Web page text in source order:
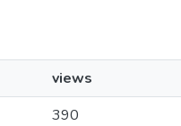
views
390